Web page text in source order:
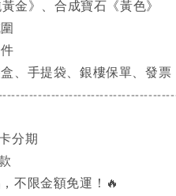
金》、合成寶石《黃色》
、手提袋、銀樓保單、發票
分期
不限金額免運！🔥